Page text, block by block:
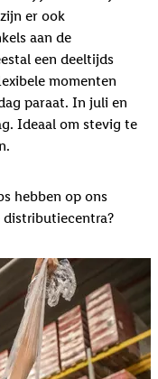
er ook
aan de
een deeltijds
momenten
paraat. In juli en
Ideaal om stevig te
hebben op ons